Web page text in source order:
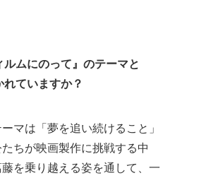
ルムにのって』のテーマと
れていますか？
マは「夢を追い続けること」
ちが映画製作に挑戦する中
を乗り越える姿を通して、一